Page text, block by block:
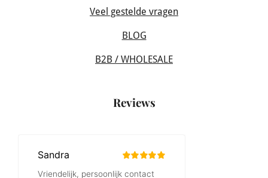
Veel gestelde vragen
BLOG
B2B / WHOLESALE
Reviews